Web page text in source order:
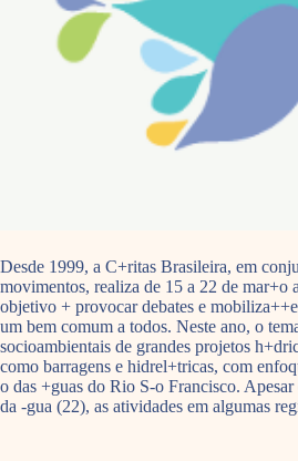
Desde 1999, a C+ritas Brasileira, em
movimentos, realiza de 15 a 22 de mar+o
objetivo + provocar debates e
um bem comum a todos. Neste ano, o
socioambientais de grandes projetos
como barragens e hidrel+tricas, com
o das +guas do Rio S-o Francisco.
da -gua (22), as atividades em algumas